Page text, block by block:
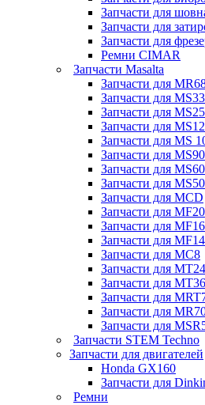
Запчасти для
Запчасти для
Запчасти для
Ремни CIMAR
Запчасти Masalta
Запчасти для
Запчасти для
Запчасти для
Запчасти для
Запчасти для MS
Запчасти для MS90
Запчасти для MS60
Запчасти для MS50
Запчасти для MCD
Запчасти для MF20
Запчасти для MF16
Запчасти для MF14
Запчасти для MC8
Запчасти для
Запчасти для
Запчасти для
Запчасти для
Запчасти для
Запчасти STEM Techno
Запчасти для двигателей
Honda GX160
Запчасти для
Ремни